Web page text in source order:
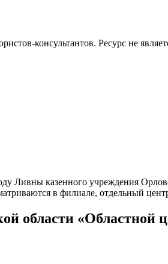
консультантов. Ресурс не
Ливны казенного учреждения
в филиале, отдельный
области «Областной